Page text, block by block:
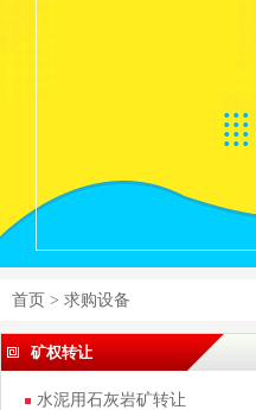
首页 > 求购设备
矿权转让
水泥用石灰岩矿转让